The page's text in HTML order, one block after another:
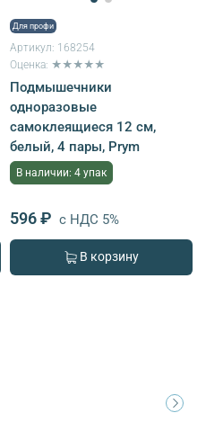
Для профи
Артикул: 168254
Оценка: ★★★★★
Подмышечники
одноразовые
самоклеящиеся 12 см,
белый, 4 пары, Prym
В наличии: 4 упак
596 ₽ с НДС 5%
В корзину